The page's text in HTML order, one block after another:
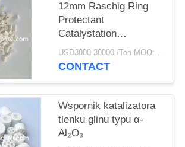
12mm Raschig Ring
Protectant
Catalystation
Protectant
USD3000-30000 /Ton MOQ:1 KG
CONTACT
Wspornik katalizatora
tlenku glinu typu α-
Al₂O₃